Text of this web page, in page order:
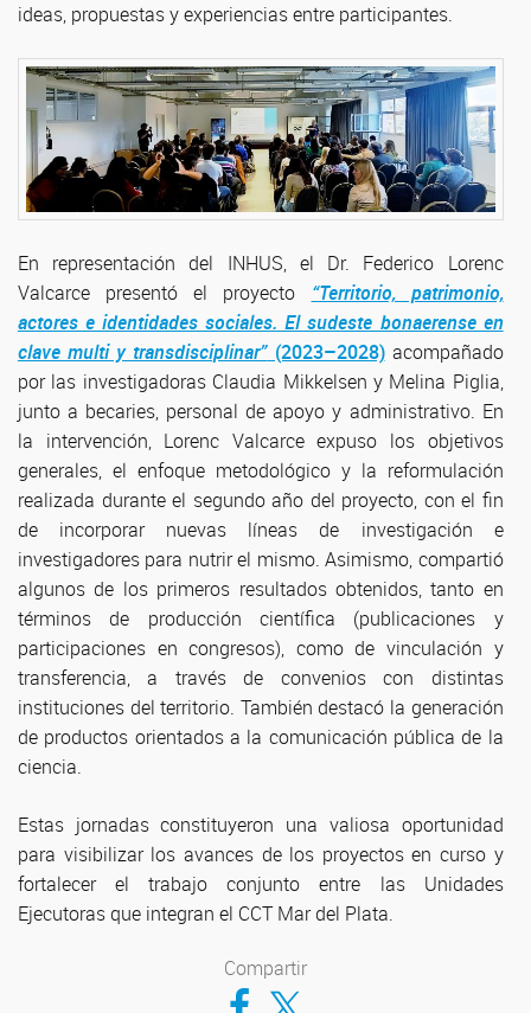
ideas, propuestas y experiencias entre participantes.
En representación del INHUS, el Dr. Federico Lorenc
Valcarce presentó el proyecto “Territorio, patrimonio,
actores e identidades sociales. El sudeste bonaerense en
clave multi y transdisciplinar”(2023–2028)acompañado
por las investigadoras Claudia Mikkelsen y Melina Piglia,
junto a becaries, personal de apoyo y administrativo. En
la intervención, Lorenc Valcarce expuso los objetivos
generales, el enfoque metodológico y la reformulación
realizada durante el segundo año del proyecto, con el fin
de incorporar nuevas líneas de investigación e
investigadores para nutrir el mismo. Asimismo, compartió
algunos de los primeros resultados obtenidos, tanto en
términos de producción científica (publicaciones y
participaciones en congresos), como de vinculación y
transferencia, a través de convenios con distintas
instituciones del territorio. También destacó la generación
de productos orientados a la comunicación pública de la
ciencia.
Estas jornadas constituyeron una valiosa oportunidad
para visibilizar los avances de los proyectos en curso y
fortalecer el trabajo conjunto entre las Unidades
Ejecutoras que integran el CCT Mar del Plata.
Compartir
Compartir en Facebook
Compartir en Twitter